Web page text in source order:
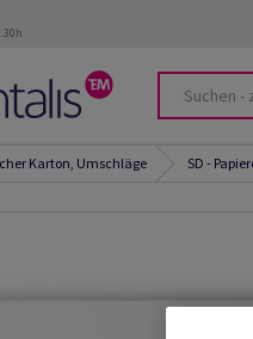
Karton, Umschläge SD -